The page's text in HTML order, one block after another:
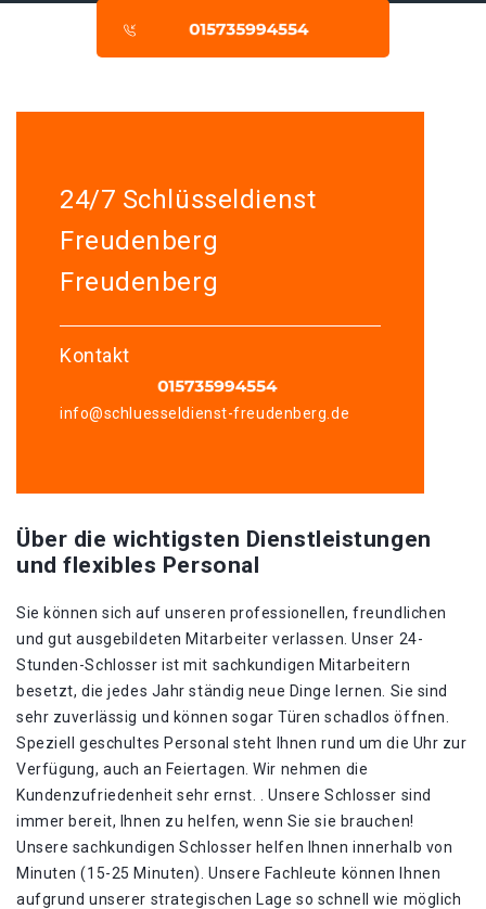
24/7 Schlüsseldienst
Freudenberg
Freudenberg
Kontakt
info@schluesseldienst-freudenberg.de
Über die wichtigsten Dienstleistungen
und flexibles Personal
Sie können sich auf unseren professionellen, freundlichen
und gut ausgebildeten Mitarbeiter verlassen. Unser 24-
Stunden-Schlosser ist mit sachkundigen Mitarbeitern
besetzt, die jedes Jahr ständig neue Dinge lernen. Sie sind
sehr zuverlässig und können sogar Türen schadlos öffnen.
Speziell geschultes Personal steht Ihnen rund um die Uhr zur
Verfügung, auch an Feiertagen. Wir nehmen die
Kundenzufriedenheit sehr ernst. . Unsere Schlosser sind
immer bereit, Ihnen zu helfen, wenn Sie sie brauchen!
Unsere sachkundigen Schlosser helfen Ihnen innerhalb von
Minuten (15-25 Minuten). Unsere Fachleute können Ihnen
aufgrund unserer strategischen Lage so schnell wie möglich